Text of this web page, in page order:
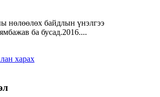
нөлөөлөх байдлын үнэлгээ
ба бусад.2016....
харах